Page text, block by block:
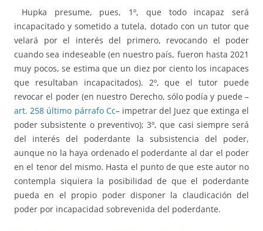
Hupka presume, pues, 1º, que todo incapaz será
incapacitado y sometido a tutela, dotado con un tutor que
velará por el interés del primero, revocando el poder
cuando sea indeseable (en nuestro país, fueron hasta 2021
muy pocos, se estima que un diez por ciento los incapaces
que resultaban incapacitados). 2º, que el tutor puede
revocar el poder (en nuestro Derecho, sólo podía y puede –
art. 258 último párrafo Cc– impetrar del Juez que extinga el
poder subsistente o preventivo); 3º, que casi siempre será
del interés del poderdante la subsistencia del poder,
aunque no la haya ordenado el poderdante al dar el poder
en el tenor del mismo. Hasta el punto de que este autor no
contempla siquiera la posibilidad de que el poderdante
pueda en el propio poder disponer la claudicación del
poder por incapacidad sobrevenida del poderdante.